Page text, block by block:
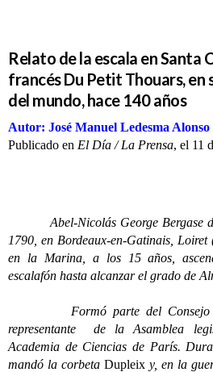
Relato de la escala en Santa
francés Du Petit Thouars, en
del mundo, hace 140 años
Autor: José Manuel Ledesma Alonso
Publicado en El Día / La Prensa, el 11
Abel-Nicolás George Bergase du
1790, en Bordeaux-en-Gatinais,
en la Marina, a los 15 años,
escalafón hasta alcanzar el grado de
Formó parte del Consejo del
representante de la Asamblea
Academia de Ciencias de París.
mandó la corbeta Dupleix y, en la